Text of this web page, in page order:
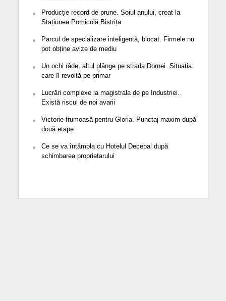
Producție record de prune. Soiul anului, creat la
Stațiunea Pomicolă Bistrița
Parcul de specializare inteligentă, blocat. Firmele nu
pot obține avize de mediu
Un ochi râde, altul plânge pe strada Dornei. Situația
care îl revoltă pe primar
Lucrări complexe la magistrala de pe Industriei.
Există riscul de noi avarii
Victorie frumoasă pentru Gloria. Punctaj maxim după
două etape
Ce se va întâmpla cu Hotelul Decebal după
schimbarea proprietarului